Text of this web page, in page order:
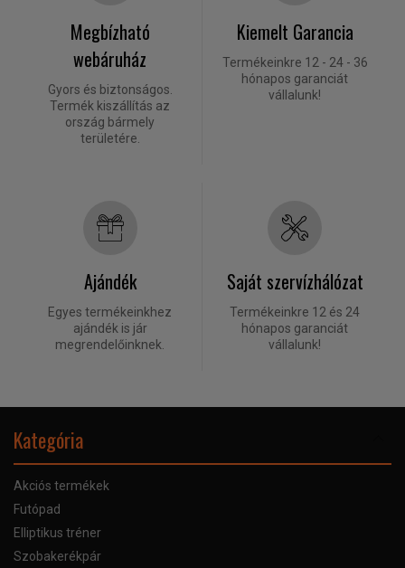
Megbízható
webáruház
Gyors és biztonságos.
Termék kiszállítás az
ország bármely
területére.
Kiemelt Garancia
Termékeinkre 12 - 24 - 36
hónapos garanciát
vállalunk!
Ajándék
Egyes termékeinkhez
ajándék is jár
megrendelőinknek.
Saját szervízhálózat
Termékeinkre 12 és 24
hónapos garanciát
vállalunk!
Kategória
Akciós termékek
Futópad
Elliptikus tréner
Szobakerékpár